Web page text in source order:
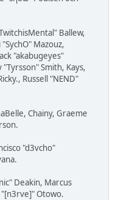
Ballew,
Mazouz,
"akabugeyes"
"Tyrsson" Smith, Kays,
Russell "NEND"
Chainy, Graeme
"d3vcho"
Deakin, Marcus
"[n3rve]" Otowo.